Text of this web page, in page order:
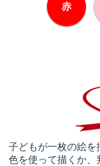
赤
子どもが一枚の絵
色を使って描くか、